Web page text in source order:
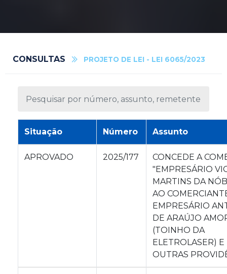
CONSULTAS PROJETO DE LEI - LEI 6065/2023
Situação Número Assunto
APROVADO 2025/177
CONCEDE A
"EMPRESÁRIO
MARTINS DA
AO
EMPRESÁRIO
DE ARAÚJO
(TOINHO DA
ELETROLASER) E
OUTRAS